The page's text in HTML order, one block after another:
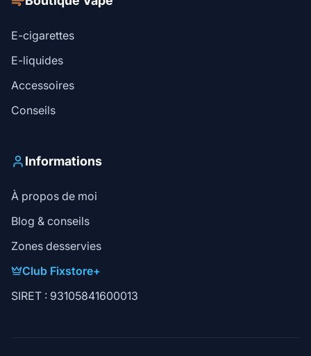
E-cigarettes
E-liquides
Accessoires
Conseils
Informations
À propos de moi
Blog & conseils
Zones desservies
Club Fixstore+
SIRET : 93105841600013